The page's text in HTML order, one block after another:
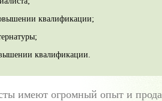
квалификации;
квалификации.
имеют огромный опыт и